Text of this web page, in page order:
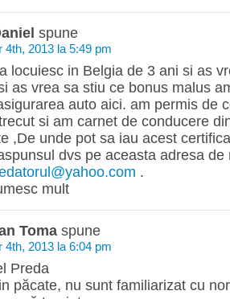
spune
4th, 2013 la 5:49 pm
locuiesc in Belgia de 3 ani si as
as vrea sa stiu ce bonus malus
auto aici. am permis de
si am carnet de conducere
,De unde pot sa iau acest
dvs pe aceasta adresa de
.
mult
Toma spune
4th, 2013 la 6:04 pm
Preda
păcate, nu sunt familiarizat cu